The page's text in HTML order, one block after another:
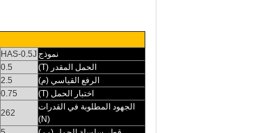
نموذج HAS-0.5J
الحمل المقدر (T)
0.5
الرفع القياسي (م)
2.5
اختبار الحمل (T)
0.75
الجهود المطلوبة في القدرات
(N)
262